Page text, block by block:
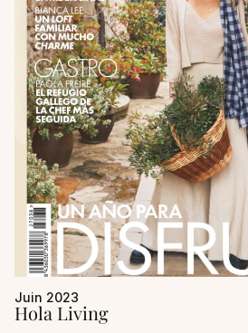
Juin 2023
Hola Living